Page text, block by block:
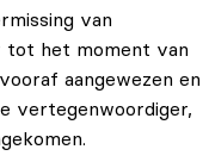
van
tot het moment van
aangewezen en
vertegenwoordiger,